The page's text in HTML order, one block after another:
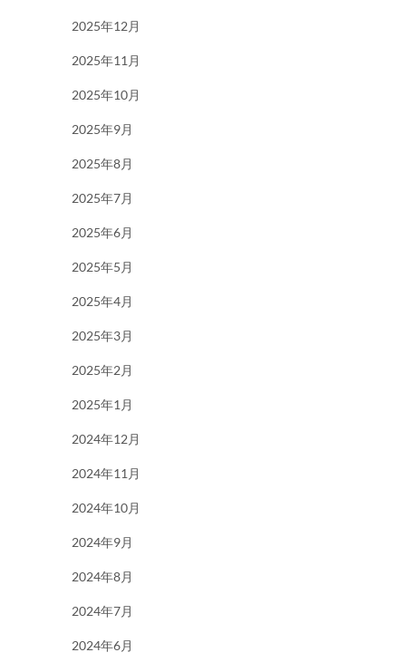
2025年12月
2025年11月
2025年10月
2025年9月
2025年8月
2025年7月
2025年6月
2025年5月
2025年4月
2025年3月
2025年2月
2025年1月
2024年12月
2024年11月
2024年10月
2024年9月
2024年8月
2024年7月
2024年6月